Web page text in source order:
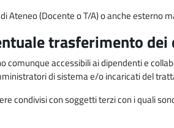
Ateneo (Docente o T/A) o anche esterno
trasferimento dei
accessibili ai dipendenti e
di sistema e/o incaricati del
condivisi con soggetti terzi con i quali